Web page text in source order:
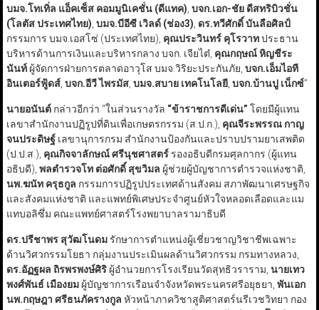
บมจ.โทเทิ่ล แอ็คเซ็ส คอมมูนิเคชั่น (ดีแทค), บจก.เอก-ชัย ดีสทริบิวชั่น
(โลตัส ประเทศไทย), บมจ.บีอีซี เวิลด์ (ช่อง3), ดร.ทวีศักดิ์ บันลือศิลป์
กรรมการ บมจ.เอสโซ่ (ประเทศไทย), คุณประวินทร์ คุโรวาทประธาน
บริหารด้านการเงินและบริหารกลาง บจก. เจียไต๋, คุณกฤษณ์ หิญชีระ
นันท์ผู้จัดการฝ่ายการตลาดอาวุโส บมจ.วิริยะประกันภัย, บจก.เอ็มไอที
อินเตอร์ฟู้ดส์, บจก.อีวี ไพรมัส, บมจ.สบาย เทคโนโลยี, บจก.บ้านปู เน็กซ์”
นายอนันต์กล่าวอีกว่า “ในส่วนรางวัล “ข้าราชการดีเด่น” โดยมีผู้แทน
เลขาสำนักงานปฏิรูปที่ดินเพื่อเกษตรกรรม (ส.ป.ก.), คุณจีระพรรณ กาญ
จนประดิษฐ์เลขานุการกรม สำนักงานป้องกันและปราบปรามยาเสพติด
(ป.ป.ส.), คุณกิจจาลักษณ์ ศรีนุชศาสตร์รองอธิบดีกรมศุลกากร (ผู้แทน
อธิบดี), พลตำรวจโท ต่อศักดิ์ สุขวิมล ผู้ช่วยผู้บัญชาการตำรวจแห่งชาติ,
นพ.ฆนัท ครุธกูล กรรมการปฏิรูปประเทศด้านสังคม สภาพัฒนาเศรษฐกิจ
และสังคมแห่งชาติ และแพทย์พิเศษประจำศูนย์หัวใจหลอดเลือดและแม
แทบอลิซึ่ม คณะแพทย์ศาสตร์โรงพยาบาลรามาธิบดี
ดร.ปรีชาพร สุวัฒโนดม รักษาการตำแหน่งผู้เชี่ยวชาญวิชาชีพเฉพาะ
ด้านวิศวกรรมโยธา กลุ่มงานประเมินผลด้านวิศวกรรม กรมทางหลวง,
ดร.อัฏฐผล ถิรพรพงษ์ศิริผู้อำนวยการโรงเรียนวัดสุทธิวราราม, นายเทว
พงศ์พันธ์ เมืองยมผู้บัญชาการเรือนจำจังหวัดพระนครศรีอยุธยา, พันเอก
นพ.กฤษฎา ศรีธนภัครางกูล หัวหน้าภาควิชาสูติศาสตร์นรีเวชวิทยา กอง